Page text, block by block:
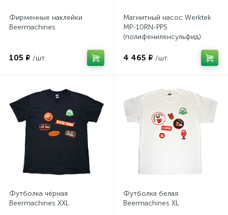
Фирменные наклейки
Beermachines
105 ₽ /шт.
Магнитный насос Werktek
MP-10RN-PPS
(полифениленсульфид)
4 465 ₽ /шт.
Футболка чёрная
Beermachines XXL
Футболка белая
Beermachines XL